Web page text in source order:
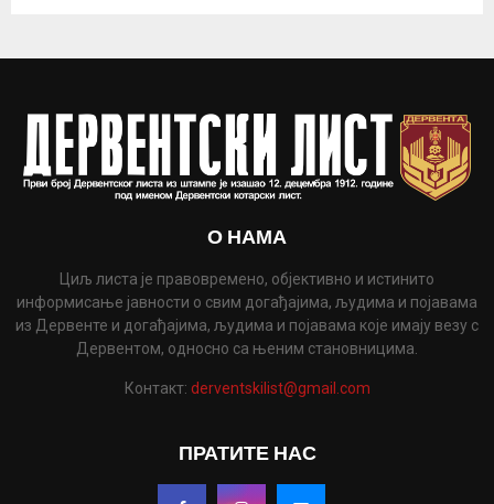
О НАМА
Циљ листа је правовремено, објективно и истинито
информисање јавности о свим догађајима, људима и појавама
из Дервенте и догађајима, људима и појавама које имају везу с
Дервентом, односно са њеним становницима.
Контакт: derventskilist@gmail.com
ПРАТИТЕ НАС